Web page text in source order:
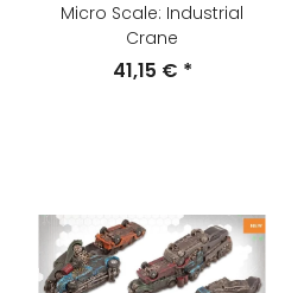
Micro Scale: Industrial
Crane
41,15 € *